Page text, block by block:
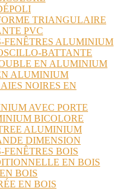
TRIANGULAIRE
PVC
FENÊTRES ALUMINIUM
BATTANTE
EN ALUMINIUM
ALUMINIUM
NOIRES EN
AVEC PORTE
BICOLORE
ALUMINIUM
DIMENSION
FENÊTRES BOIS
EN BOIS
BOIS
EN BOIS